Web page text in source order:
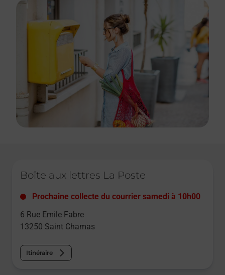
Boîte aux lettres La Poste
Prochaine collecte du courrier samedi à 10h00
6 Rue Emile Fabre
13250 Saint Chamas
Itinéraire